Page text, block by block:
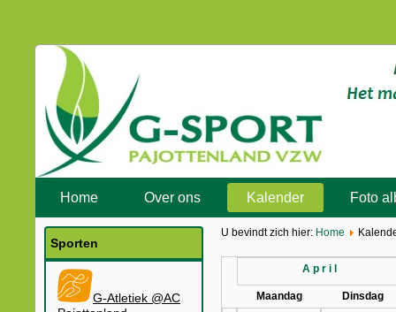
Home Over ons Kalender Foto
Sporten
G-Atletiek @AC
U bevindt zich hier: Home
April
Maandag Dinsdag